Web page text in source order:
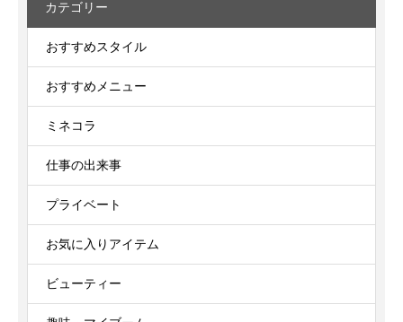
カテゴリー
おすすめスタイル
おすすめメニュー
ミネコラ
仕事の出来事
プライベート
お気に入りアイテム
ビューティー